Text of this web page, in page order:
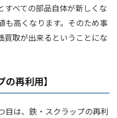
すべての部品自体が新しくな
も高くなります。そのため事
買取が出来るということにな
再利用】
目は、鉄・スクラップの再利